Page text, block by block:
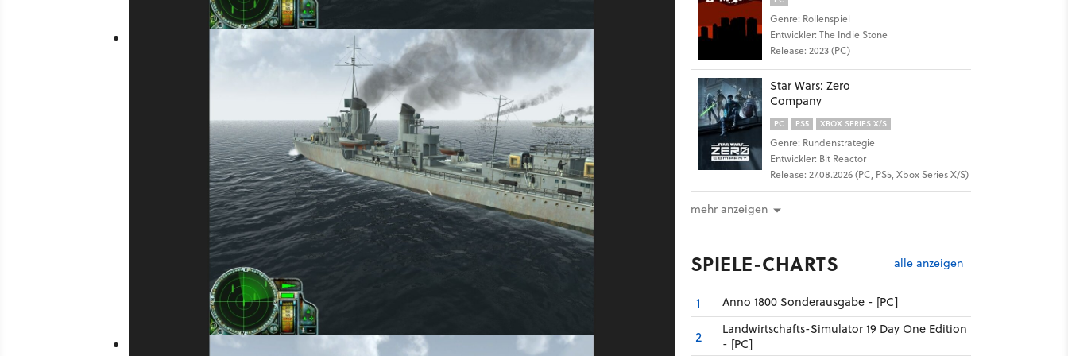
Genre: Rollenspiel
Entwickler: The Indie Stone
Release: 2023 (PC)
Star Wars: Zero
Company
PC PS5 XBOX SERIES X/S
Genre: Rundenstrategie
Entwickler: Bit Reactor
Release: 27.08.2026 (PC, PS5, Xbox Series X/S)
mehr anzeigen
SPIELE-CHARTS alle anzeigen
1 Anno 1800 Sonderausgabe - [PC]
2
Landwirtschafts-Simulator 19 Day One Edition
- [PC]